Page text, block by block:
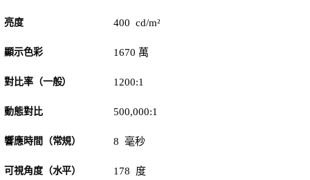
亮度 400 cd/m²
顯示色彩 1670 萬
對比率（一般） 1200:1
動態對比 500,000:1
響應時間（常規） 8 毫秒
可視角度（水平） 178 度